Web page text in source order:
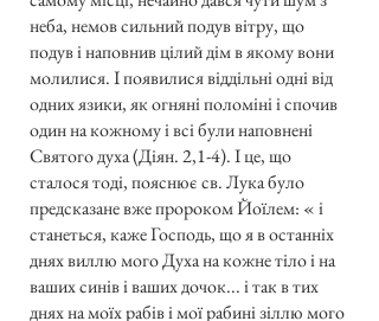
неба, немов сильний подув вітру, що
подув і наповнив цілий дім в якому вони
молилися. І появилися віддільні одні від
одних язики, як огняні поломіні і спочив
один на кожному і всі були наповнені
Святого духа (Діян. 2,1-4). І це, що
сталося тоді, пояснює св. Лука було
предсказане вже пророком Йоїлем: « і
станеться, каже Господь, що я в останніх
днях виллю мого Духа на кожне тіло і на
ваших синів і ваших дочок... і так в тих
днях на моїх рабів і мої рабині зіллю мого